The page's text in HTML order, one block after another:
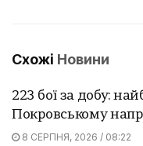
Схожі Новини
223 бої за добу:
Покровському
8 СЕРПНЯ, 2026 / 08:22